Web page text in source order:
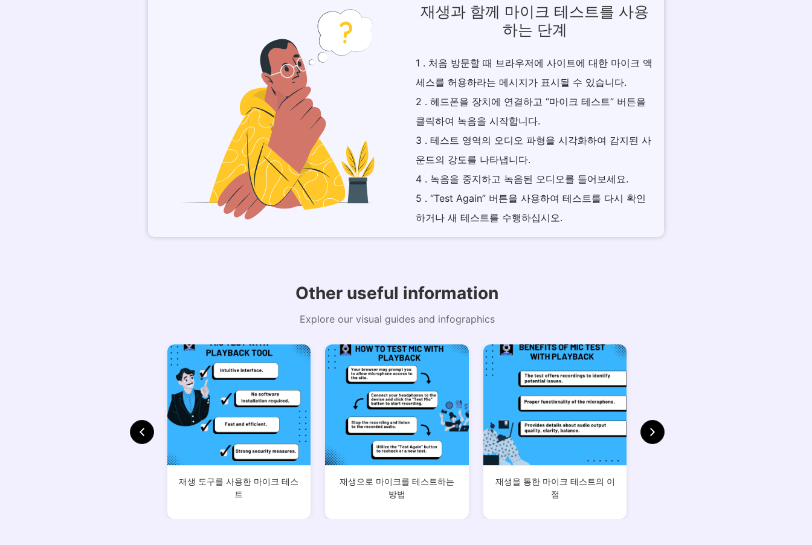
Copy Link
재생과 함께 마이크 테스트를 사용
하는 단계
1 . 처음 방문할 때 브라우저에 사이트에 대한 마이크 액
세스를 허용하라는 메시지가 표시될 수 있습니다.
2 . 헤드폰을 장치에 연결하고 “마이크 테스트” 버튼을
클릭하여 녹음을 시작합니다.
3 . 테스트 영역의 오디오 파형을 시각화하여 감지된 사
운드의 강도를 나타냅니다.
4 . 녹음을 중지하고 녹음된 오디오를 들어보세요.
5 . “Test Again” 버튼을 사용하여 테스트를 다시 확인
하거나 새 테스트를 수행하십시오.
Other useful information
Explore our visual guides and infographics
재생 도구를 사용한 마이크 테스
트
재생으로 마이크를 테스트하는
방법
재생을 통한 마이크 테스트의 이
점